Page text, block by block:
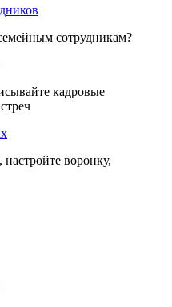
сотрудникам?
кадровые
воронку,